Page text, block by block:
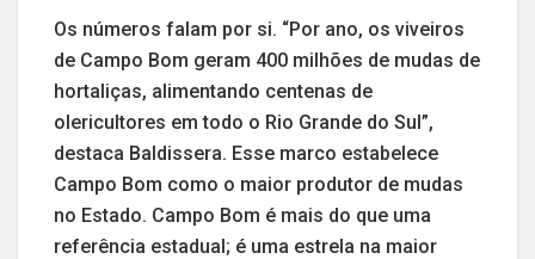
Os números falam por si. “Por ano, os viveiros
de Campo Bom geram 400 milhões de mudas de
hortaliças, alimentando centenas de
olericultores em todo o Rio Grande do Sul”,
destaca Baldissera. Esse marco estabelece
Campo Bom como o maior produtor de mudas
no Estado. Campo Bom é mais do que uma
referência estadual; é uma estrela na maior